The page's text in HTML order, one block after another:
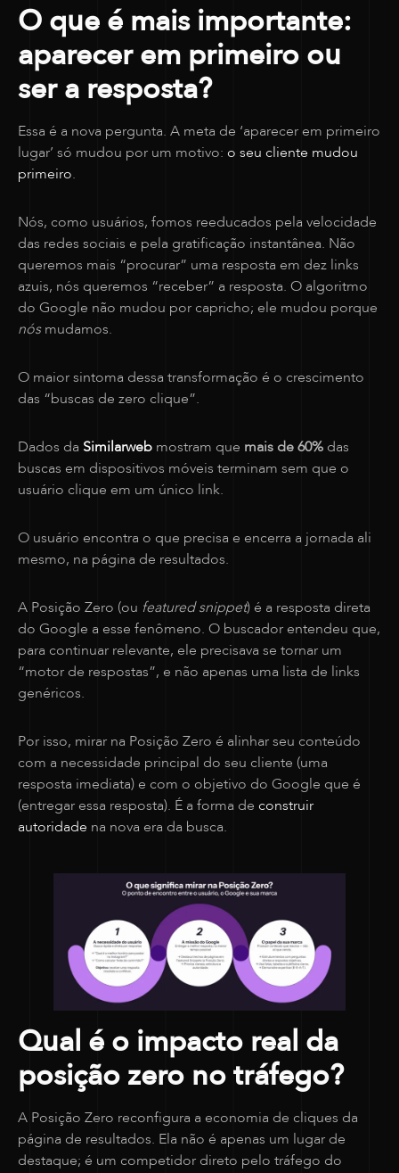
O que é mais importante:
aparecer em primeiro ou
ser a resposta?
Essa é a nova pergunta. A meta de ‘aparecer em primeiro
lugar’ só mudou por um motivo: o seu cliente mudou
primeiro.
Nós, como usuários, fomos reeducados pela velocidade
das redes sociais e pela gratificação instantânea. Não
queremos mais “procurar” uma resposta em dez links
azuis, nós queremos “receber” a resposta. O algoritmo
do Google não mudou por capricho; ele mudou porque
nósmudamos.
O maior sintoma dessa transformação é o crescimento
das “buscas de zero clique”.
Dados da Similarweb mostram que mais de 60% das
buscas em dispositivos móveis terminam sem que o
usuário clique em um único link.
O usuário encontra o que precisa e encerra a jornada ali
mesmo, na página de resultados.
A Posição Zero (ou featured snippet) é a resposta direta
do Google a esse fenômeno. O buscador entendeu que,
para continuar relevante, ele precisava se tornar um
“motor de respostas”, e não apenas uma lista de links
genéricos.
Por isso, mirar na Posição Zero é alinhar seu conteúdo
com a necessidade principal do seu cliente (uma
resposta imediata) e com o objetivo do Google que é
(entregar essa resposta). É a forma de construir
autoridade na nova era da busca.
Qual é o impacto real da
posição zero no tráfego?
A Posição Zero reconfigura a economia de cliques da
página de resultados. Ela não é apenas um lugar de
destaque; é um competidor direto pelo tráfego do